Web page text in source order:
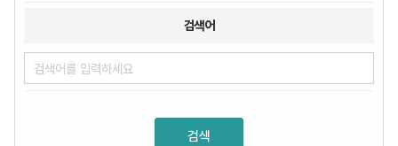
검색어